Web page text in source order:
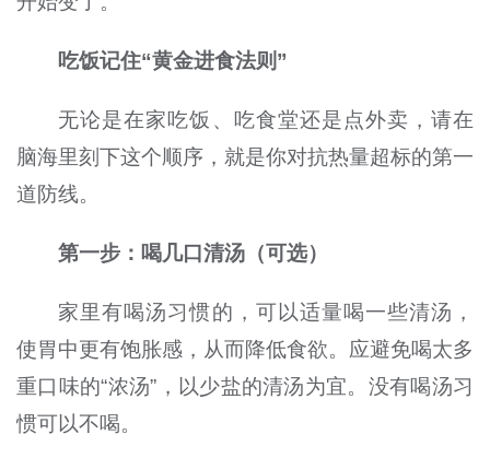
吃饭记住“黄金进食法则”
无论是在家吃饭、吃食堂还是点外卖，请在
脑海里刻下这个顺序，就是你对抗热量超标的第一
道防线。
第一步：喝几口清汤（可选）
家里有喝汤习惯的，可以适量喝一些清汤，
使胃中更有饱胀感，从而降低食欲。应避免喝太多
重口味的“浓汤”，以少盐的清汤为宜。没有喝汤习
惯可以不喝。